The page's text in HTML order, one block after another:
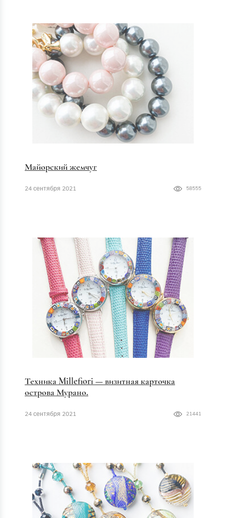
Майорский жемчуг
24 сентября 2021 58555
Техника Millefiori — визитная карточка
острова Мурано.
24 сентября 2021 21441